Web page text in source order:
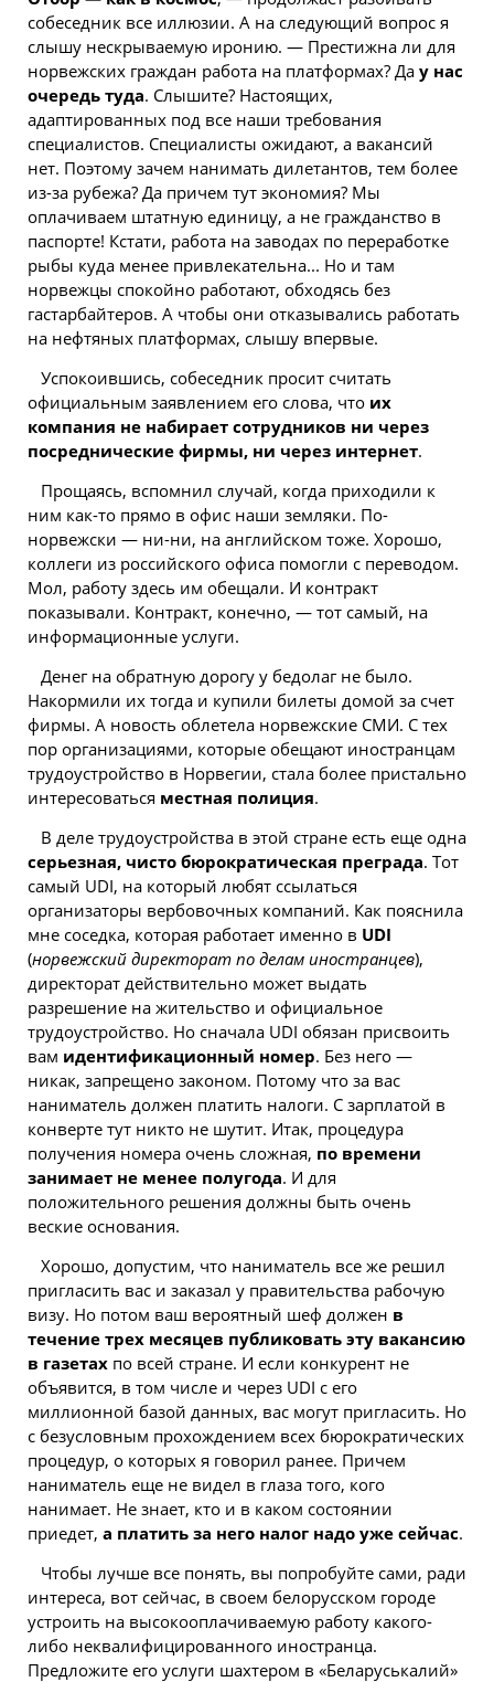
собеседник все иллюзии. А на следующий вопрос я
слышу нескрываемую иронию. — Престижна ли для
норвежских граждан работа на платформах? Да у нас
очередь туда. Слышите? Настоящих,
адаптированных под все наши требования
специалистов. Специалисты ожидают, а вакансий
нет. Поэтому зачем нанимать дилетантов, тем более
из-за рубежа? Да причем тут экономия? Мы
оплачиваем штатную единицу, а не гражданство в
паспорте! Кстати, работа на заводах по переработке
рыбы куда менее привлекательна... Но и там
норвежцы спокойно работают, обходясь без
гастарбайтеров. А чтобы они отказывались работать
на нефтяных платформах, слышу впервые.
Успокоившись, собеседник просит считать
официальным заявлением его слова, что их
компания не набирает сотрудников ни через
посреднические фирмы, ни через интернет.
Прощаясь, вспомнил случай, когда приходили к
ним как-то прямо в офис наши земляки. По-
норвежски — ни-ни, на английском тоже. Хорошо,
коллеги из российского офиса помогли с переводом.
Мол, работу здесь им обещали. И контракт
показывали. Контракт, конечно, — тот самый, на
информационные услуги.
Денег на обратную дорогу у бедолаг не было.
Накормили их тогда и купили билеты домой за счет
фирмы. А новость облетела норвежские СМИ. С тех
пор организациями, которые обещают иностранцам
трудоустройство в Норвегии, стала более пристально
интересоваться местная полиция.
В деле трудоустройства в этой стране есть еще одна
серьезная, чисто бюрократическая преграда. Тот
самый UDI, на который любят ссылаться
организаторы вербовочных компаний. Как пояснила
мне соседка, которая работает именно в UDI
(норвежский директорат по делам иностранцев),
директорат действительно может выдать
разрешение на жительство и официальное
трудоустройство. Но сначала UDI обязан присвоить
вам идентификационный номер. Без него —
никак, запрещено законом. Потому что за вас
наниматель должен платить налоги. С зарплатой в
конверте тут никто не шутит. Итак, процедура
получения номера очень сложная, по времени
занимает не менее полугода. И для
положительного решения должны быть очень
веские основания.
Хорошо, допустим, что наниматель все же решил
пригласить вас и заказал у правительства рабочую
визу. Но потом ваш вероятный шеф должен в
течение трех месяцев публиковать эту вакансию
в газетах по всей стране. И если конкурент не
объявится, в том числе и через UDI с его
миллионной базой данных, вас могут пригласить. Но
с безусловным прохождением всех бюрократических
процедур, о которых я говорил ранее. Причем
наниматель еще не видел в глаза того, кого
нанимает. Не знает, кто и в каком состоянии
приедет, а платить за него налог надо уже сейчас.
Чтобы лучше все понять, вы попробуйте сами, ради
интереса, вот сейчас, в своем белорусском городе
устроить на высокооплачиваемую работу какого-
либо неквалифицированного иностранца.
Предложите его услуги шахтером в «Беларуськалий»